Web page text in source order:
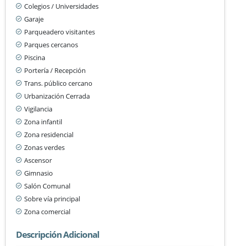
Colegios / Universidades
Garaje
Parqueadero visitantes
Parques cercanos
Piscina
Portería / Recepción
Trans. público cercano
Urbanización Cerrada
Vigilancia
Zona infantil
Zona residencial
Zonas verdes
Ascensor
Gimnasio
Salón Comunal
Sobre vía principal
Zona comercial
Descripción Adicional